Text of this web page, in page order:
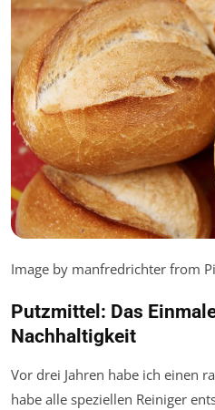
Image by manfredrichter from
Putzmittel: Das
Nachhaltigkeit
Vor drei Jahren habe ich einen
habe alle speziellen Reiniger